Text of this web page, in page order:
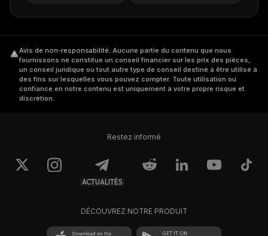
Avis de non-responsabilité. Aucune partie du contenu que nous
fournissons ne constitue un conseil financier sur les prix des pièces,
un conseil juridique ou tout autre type de conseil destiné à être utilisé à
des fins sur lesquelles vous pouvez compter. Toute utilisation ou
confiance en notre contenu est uniquement à votre propre risque et
discrétion.
Restez informé
ACTUALITÉS
DÉCOUVREZ NOTRE PRODUIT